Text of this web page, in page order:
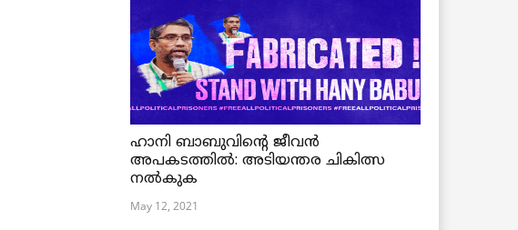
ഹാനി ബാബുവിന്റെ ജീവൻ
അപകടത്തിൽ: അടിയന്തര ചികിത്സ
നൽകുക
May 12, 2021